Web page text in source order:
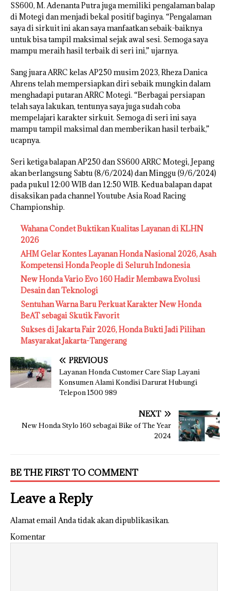
SS600, M. Adenanta Putra juga memiliki pengalaman balap
di Motegi dan menjadi bekal positif baginya. “Pengalaman
saya di sirkuit ini akan saya manfaatkan sebaik-baiknya
untuk bisa tampil maksimal sejak awal sesi. Semoga saya
mampu meraih hasil terbaik di seri ini,” ujarnya.
Sang juara ARRC kelas AP250 musim 2023, Rheza Danica
Ahrens telah mempersiapkan diri sebaik mungkin dalam
menghadapi putaran ARRC Motegi. “Berbagai persiapan
telah saya lakukan, tentunya saya juga sudah coba
mempelajari karakter sirkuit. Semoga di seri ini saya
mampu tampil maksimal dan memberikan hasil terbaik,”
ucapnya.
Seri ketiga balapan AP250 dan SS600 ARRC Motegi, Jepang
akan berlangsung Sabtu (8/6/2024) dan Minggu (9/6/2024)
pada pukul 12:00 WIB dan 12:50 WIB. Kedua balapan dapat
disaksikan pada channel Youtube Asia Road Racing
Championship.
Wahana Condet Buktikan Kualitas Layanan di KLHN
2026
AHM Gelar Kontes Layanan Honda Nasional 2026, Asah
Kompetensi Honda People di Seluruh Indonesia
New Honda Vario Evo 160 Hadir Membawa Evolusi
Desain dan Teknologi
Sentuhan Warna Baru Perkuat Karakter New Honda
BeAT sebagai Skutik Favorit
Sukses di Jakarta Fair 2026, Honda Bukti Jadi Pilihan
Masyarakat Jakarta-Tangerang
PREVIOUS
Layanan Honda Customer Care Siap Layani
Konsumen Alami Kondisi Darurat Hubungi
Telepon 1500 989
NEXT
New Honda Stylo 160 sebagai Bike of The Year
2024
BE THE FIRST TO COMMENT
Leave a Reply
Alamat email Anda tidak akan dipublikasikan.
Komentar